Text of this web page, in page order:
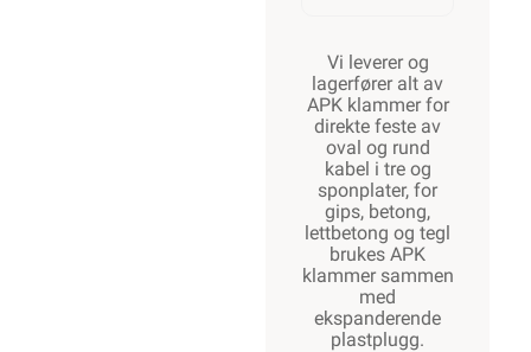
Vi leverer og
lagerfører alt av
APK klammer for
direkte feste av
oval og rund
kabel i tre og
sponplater, for
gips, betong,
lettbetong og tegl
brukes APK
klammer sammen
med
ekspanderende
plastplugg.